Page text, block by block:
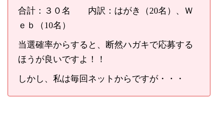
合計：３０名 内訳：はがき（20名）、Ｗ
ｅｂ（10名）
当選確率からすると、断然ハガキで応募する
ほうが良いですよ！！
しかし、私は毎回ネットからですが・・・